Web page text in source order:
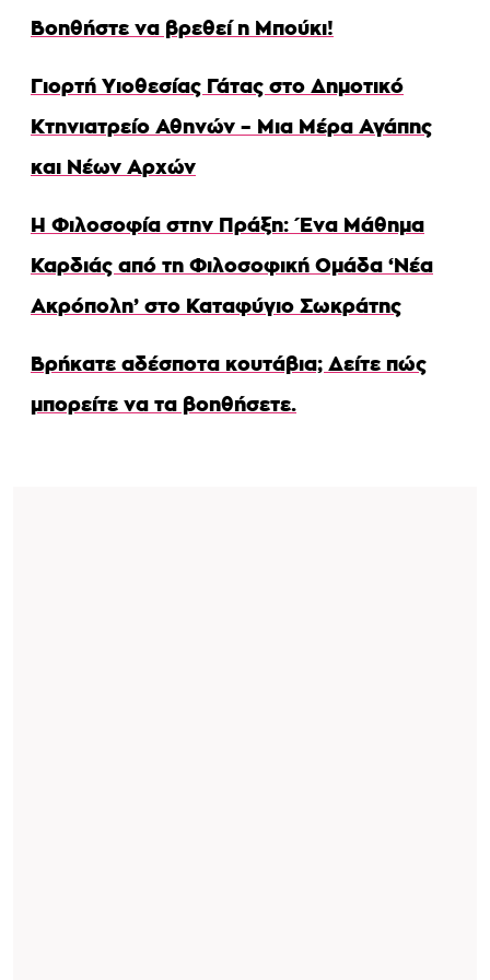
Βοηθήστε να βρεθεί η Μπούκι!
Γιορτή Υιοθεσίας Γάτας στο Δημοτικό
Κτηνιατρείο Αθηνών – Μια Μέρα Αγάπης
και Νέων Αρχών
Η Φιλοσοφία στην Πράξη: Ένα Μάθημα
Καρδιάς από τη Φιλοσοφική Ομάδα ‘Νέα
Ακρόπολη’ στο Καταφύγιο Σωκράτης
Βρήκατε αδέσποτα κουτάβια; Δείτε πώς
μπορείτε να τα βοηθήσετε.